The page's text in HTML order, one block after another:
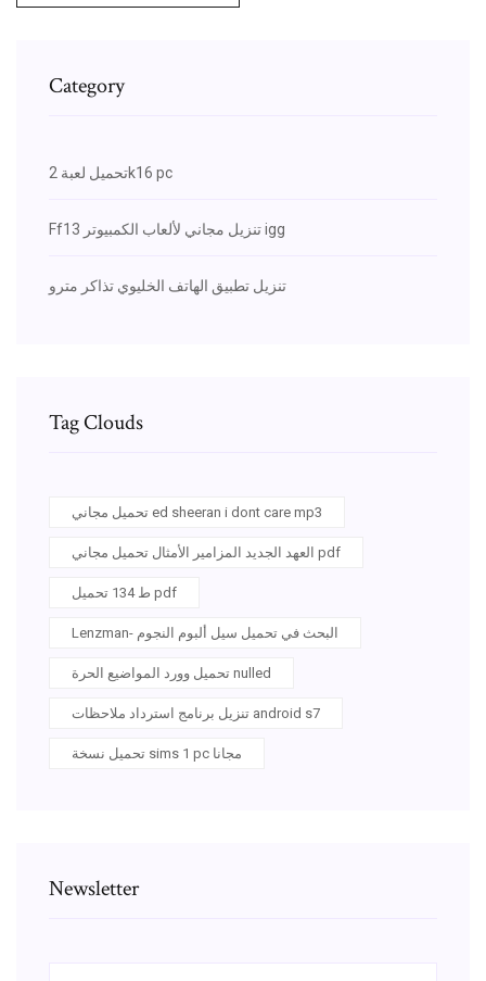
Category
تحميل لعبة 2k16 pc
Ff13 تنزيل مجاني لألعاب الكمبيوتر igg
تنزيل تطبيق الهاتف الخليوي تذاكر مترو
Tag Clouds
تحميل مجاني ed sheeran i dont care mp3
العهد الجديد المزامير الأمثال تحميل مجاني pdf
ط 134 تحميل pdf
Lenzman- البحث في تحميل سيل ألبوم النجوم
تحميل وورد المواضيع الحرة nulled
تنزيل برنامج استرداد ملاحظات android s7
تحميل نسخة sims 1 pc مجانا
Newsletter